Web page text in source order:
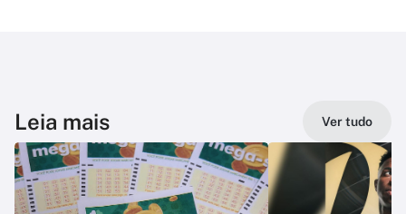
Leia mais Ver tudo